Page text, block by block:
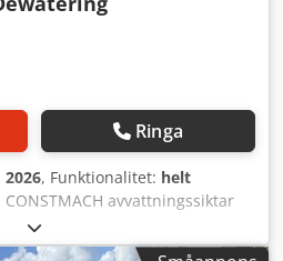
Ringa
2026, Funktionalitet: helt
CONSTMACH avvattningssiktar
särskilt utformade för
hög effektivitet och kvalitet